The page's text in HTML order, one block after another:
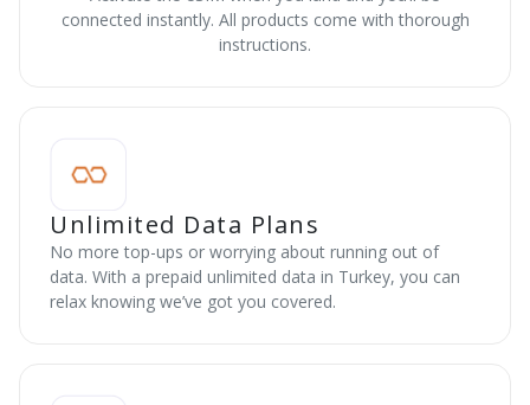
connected instantly. All products come with thorough
instructions.
Unlimited Data Plans
No more top-ups or worrying about running out of
data. With a prepaid unlimited data in Turkey, you can
relax knowing we’ve got you covered.